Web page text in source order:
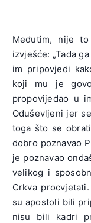
Međutim, nije
izvješće: „Tada
im pripovjedi
koji mu je
propovijedao u
Oduševljeni jer
toga što se
dobro poznavao
je poznavao
velikog i
Crkva
su apostoli bili
nisu bili kadri